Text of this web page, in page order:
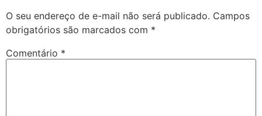
O seu endereço de e-mail não será publicado. Campos
obrigatórios são marcados com *
Comentário *